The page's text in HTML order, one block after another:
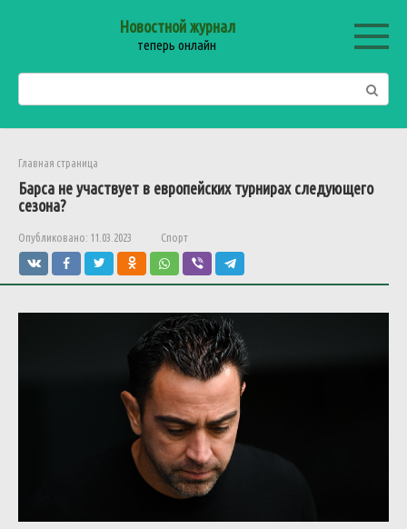
Новостной журнал
теперь онлайн
Главная страница
Барса не участвует в европейских турнирах следующего
сезона?
Опубликовано: 11.03.2023 Спорт